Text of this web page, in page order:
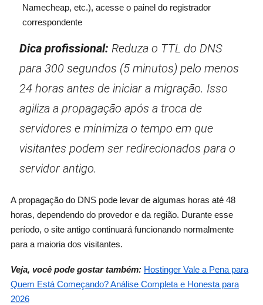
Namecheap, etc.), acesse o painel do registrador
correspondente
Dica profissional: Reduza o TTL do DNS
para 300 segundos (5 minutos) pelo menos
24 horas antes de iniciar a migração. Isso
agiliza a propagação após a troca de
servidores e minimiza o tempo em que
visitantes podem ser redirecionados para o
servidor antigo.
A propagação do DNS pode levar de algumas horas até 48
horas, dependendo do provedor e da região. Durante esse
período, o site antigo continuará funcionando normalmente
para a maioria dos visitantes.
Veja, você pode gostar também: Hostinger Vale a Pena para
Quem Está Começando? Análise Completa e Honesta para
2026